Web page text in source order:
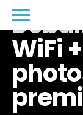
WiFi